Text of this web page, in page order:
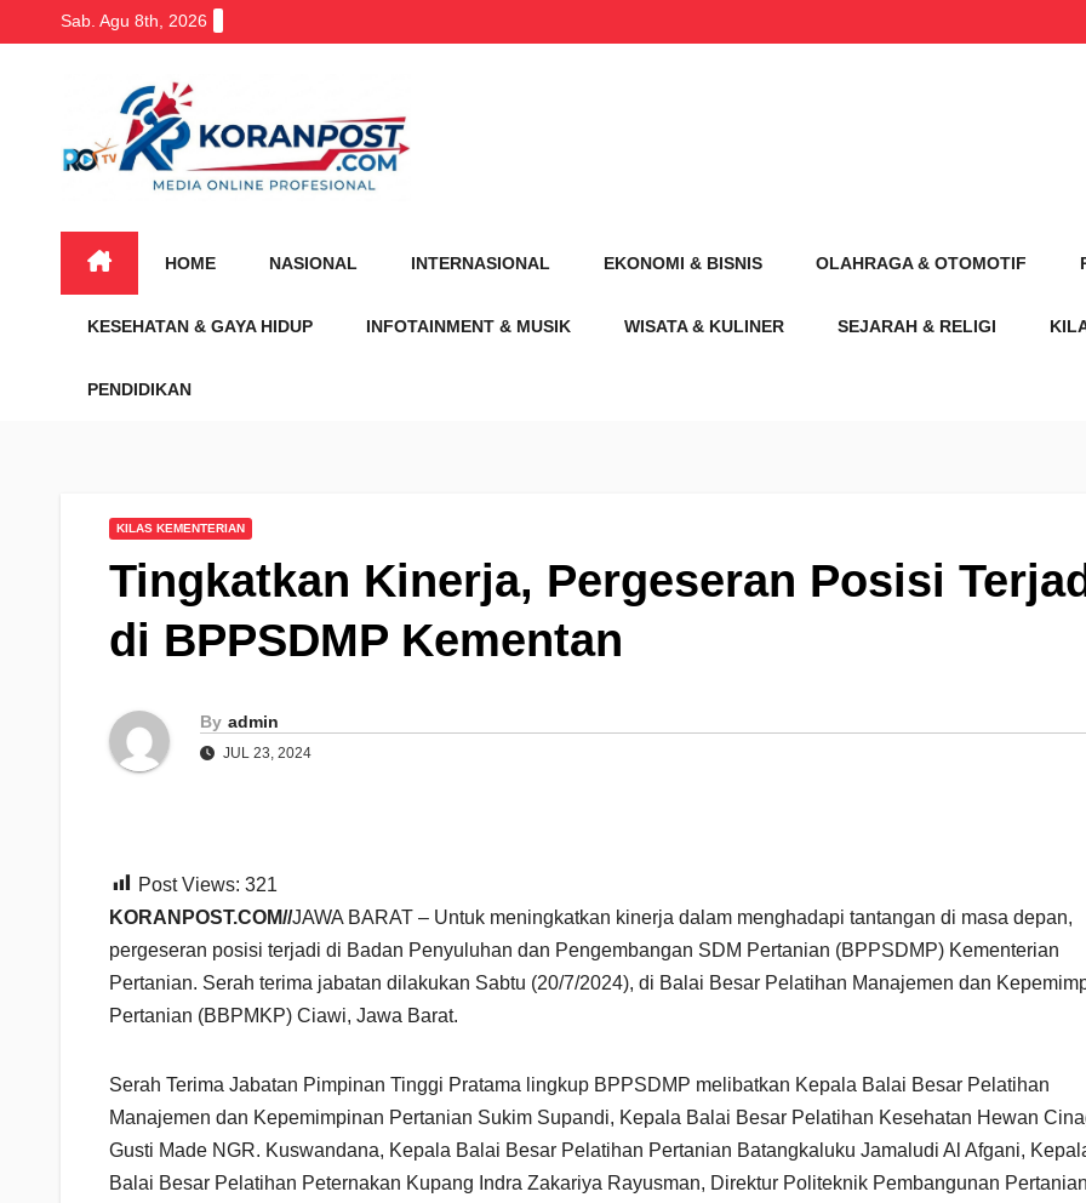
Sab. Agu 8th, 2026
HOME NASIONAL INTERNASIONAL EKONOMI & BISNIS OLAHRAGA & OTOMOTIF
KESEHATAN & GAYA HIDUP INFOTAINMENT & MUSIK WISATA & KULINER SEJARAH & RELIGI
PENDIDIKAN
KILAS KEMENTERIAN
Tingkatkan Kinerja, Pergeseran Posisi
di BPPSDMP Kementan
By admin
JUL 23, 2024
Post Views: 321
KORANPOST.COM//JAWA BARAT – Untuk meningkatkan kinerja dalam menghadapi tantangan di masa depan,
pergeseran posisi terjadi di Badan Penyuluhan dan Pengembangan SDM Pertanian (BPPSDMP) Kementerian
Pertanian. Serah terima jabatan dilakukan Sabtu (20/7/2024), di Balai Besar Pelatihan Manajemen dan
Pertanian (BBPMKP) Ciawi, Jawa Barat.
Serah Terima Jabatan Pimpinan Tinggi Pratama lingkup BPPSDMP melibatkan Kepala Balai Besar Pelatihan
Manajemen dan Kepemimpinan Pertanian Sukim Supandi, Kepala Balai Besar Pelatihan Kesehatan Hewan
Gusti Made NGR. Kuswandana, Kepala Balai Besar Pelatihan Pertanian Batangkaluku Jamaludi Al Afgani,
Balai Besar Pelatihan Peternakan Kupang Indra Zakariya Rayusman, Direktur Politeknik Pembangunan Pertanian